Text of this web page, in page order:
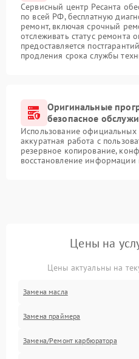
Сервисный центр Ресанта
по всей РФ, бесплатную
ремонт, включая срочный
отслеживать статус ремонта
предоставляется
продления срока службы
Оригинальные
безопасное
Использование
аккуратная работа с
резервное копирование,
восстановление
Цены на
Цены актуальны на
Замена масла
Замена праймера
Замена/Pемонт карбюратора